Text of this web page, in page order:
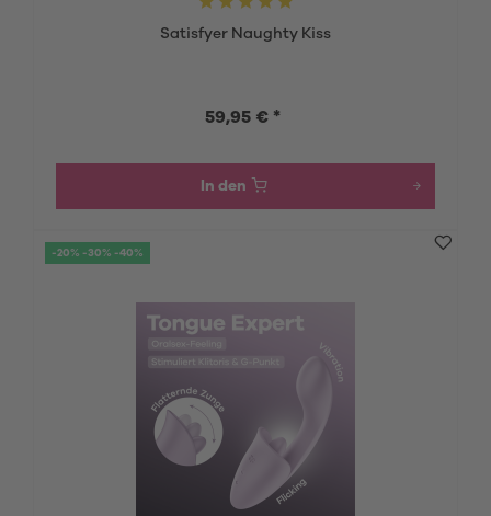
Satisfyer Naughty Kiss
59,95 € *
In den
-20% -30% -40%